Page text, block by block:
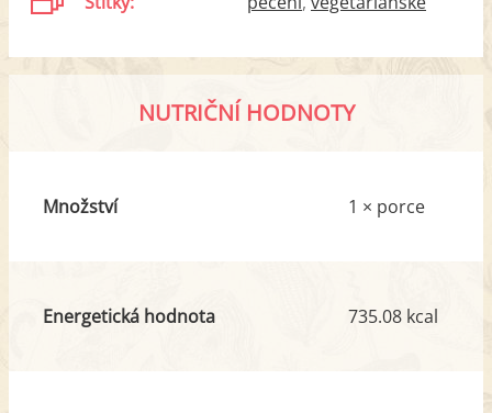
NUTRIČNÍ HODNOTY
Množství 1 × porce
Energetická hodnota 735.08 kcal